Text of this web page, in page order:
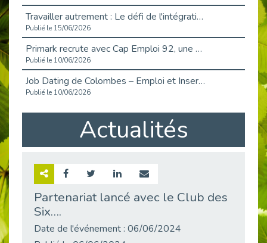
Travailler autrement : Le défi de l'intégration des maladies chroniques en entreprise
Publié le 15/06/2026
Primark recrute avec Cap Emploi 92, une matinée couronnée de succès !
Publié le 10/06/2026
Job Dating de Colombes – Emploi et Insertion
Publié le 10/06/2026
Aborder l'entretien et la situation de handicap en toute confiance
Publié le 09/06/2026
Retour sur l’atelier « Optimiser sa recherche d’emploi »
Actualités
Partenariat lancé avec le Club des
Six….
Date de l'événement : 06/06/2024